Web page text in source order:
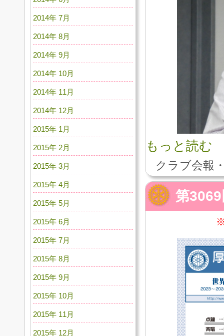
もっと読む
クラブ会報
第
2014年 7月
2014年 8月
2014年 9月
2014年 10月
2014年 11月
2014年 12月
2015年 1月
2015年 2月
2015年 3月
2015年 4月
2015年 5月
2015年 6月
2015年 7月
2015年 8月
2015年 9月
2015年 10月
2015年 11月
2015年 12月